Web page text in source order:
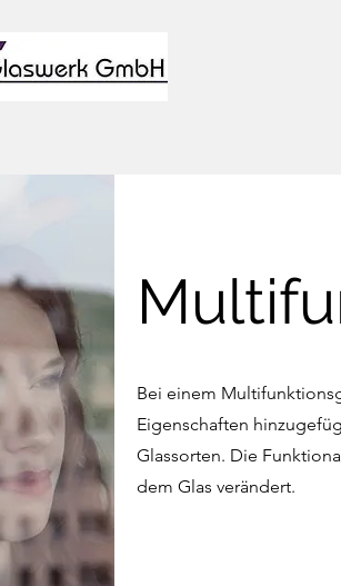
Bei einem
Eigenschaften
Glassorten. Die
dem Glas verändert.